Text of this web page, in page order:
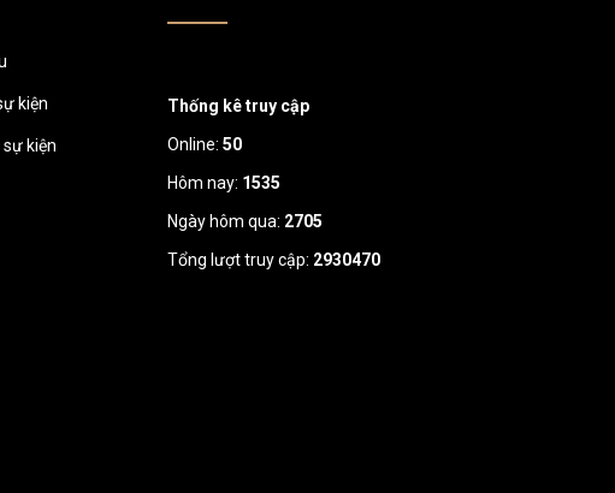
kiện
kiện
Thống kê truy cập
Online: 50
Hôm nay: 1535
Ngày hôm qua: 2705
Tổng lượt truy cập: 2930470